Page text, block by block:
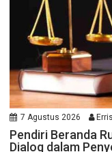
7 Agustus 2026
Pendiri Beranda
Dialog dalam